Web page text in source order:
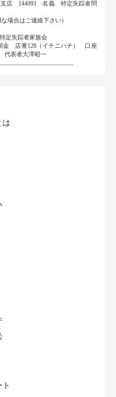
店 144093 名義 特定失踪者問
場合はご連絡下さい）
定失踪者家族会
店番128（イチニハチ） 口座
代表者大澤昭一
は